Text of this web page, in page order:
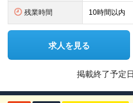
残業時間 10時間以内
求人を見る
掲載終了予定